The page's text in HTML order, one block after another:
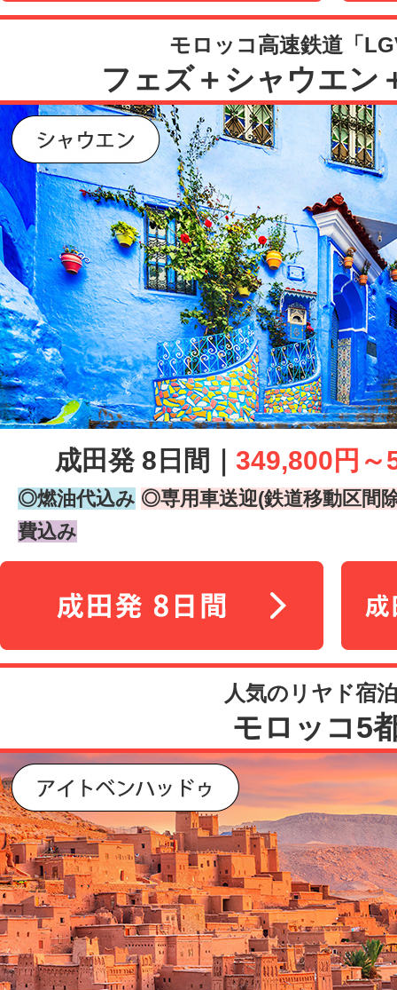
モロッコ高速鉄道「
フェズ＋シャウエン
成田発 8日間｜ 349,800円～
◎燃油代込み ◎専用車送迎(鉄道移動区間
費込み
人気のリヤド宿
モロッコ5